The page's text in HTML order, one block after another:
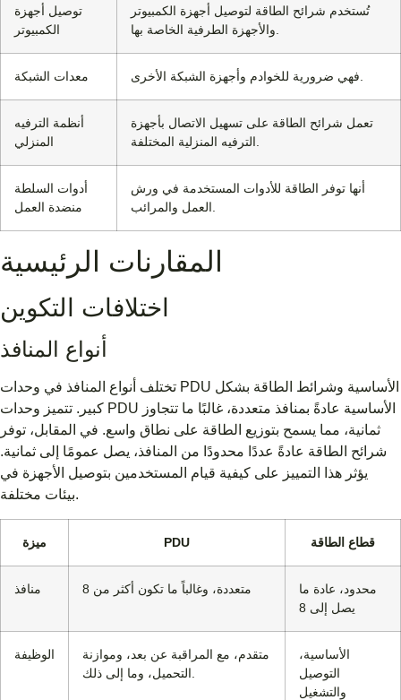
توصيل أجهزة
الكمبيوتر
تُستخدم شرائح الطاقة لتوصيل أجهزة الكمبيوتر
والأجهزة الطرفية الخاصة بها.
معدات الشبكة فهي ضرورية للخوادم وأجهزة الشبكة الأخرى.
أنظمة الترفيه
المنزلي
تعمل شرائح الطاقة على تسهيل الاتصال بأجهزة
الترفيه المنزلية المختلفة.
أدوات السلطة
منضدة العمل
أنها توفر الطاقة للأدوات المستخدمة في ورش
العمل والمرائب.
المقارنات الرئيسية
اختلافات التكوين
أنواع المنافذ
تختلف أنواع المنافذ في وحدات PDU الأساسية وشرائط الطاقة بشكل
كبير. تتميز وحدات PDU الأساسية عادةً بمنافذ متعددة، غالبًا ما تتجاوز
ثمانية، مما يسمح بتوزيع الطاقة على نطاق واسع. في المقابل، توفر
شرائح الطاقة عادةً عددًا محدودًا من المنافذ، يصل عمومًا إلى ثمانية.
يؤثر هذا التمييز على كيفية قيام المستخدمين بتوصيل الأجهزة في
بيئات مختلفة.
ميزة PDU قطاع الطاقة
منافذ متعددة، وغالباً ما تكون أكثر من 8
محدود، عادة ما
يصل إلى 8
الوظيفة
متقدم، مع المراقبة عن بعد، وموازنة
الأساسية،
التوصيل
والتشغيل